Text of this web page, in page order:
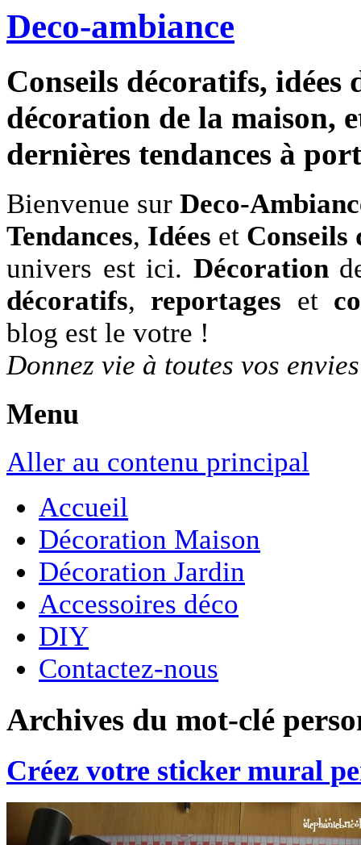
Deco-ambiance
Conseils décoratifs, idées
décoration de la maison,
dernières tendances à
Bienvenue sur Deco-
Tendances, Idées et Conseils
univers est ici. Décoration
décoratifs, reportages et
blog est le votre !
Donnez vie à toutes vos
Menu
Aller au contenu principal
Accueil
Décoration Maison
Décoration Jardin
Accessoires déco
DIY
Contactez-nous
Archives du mot-clé
Créez votre sticker mural